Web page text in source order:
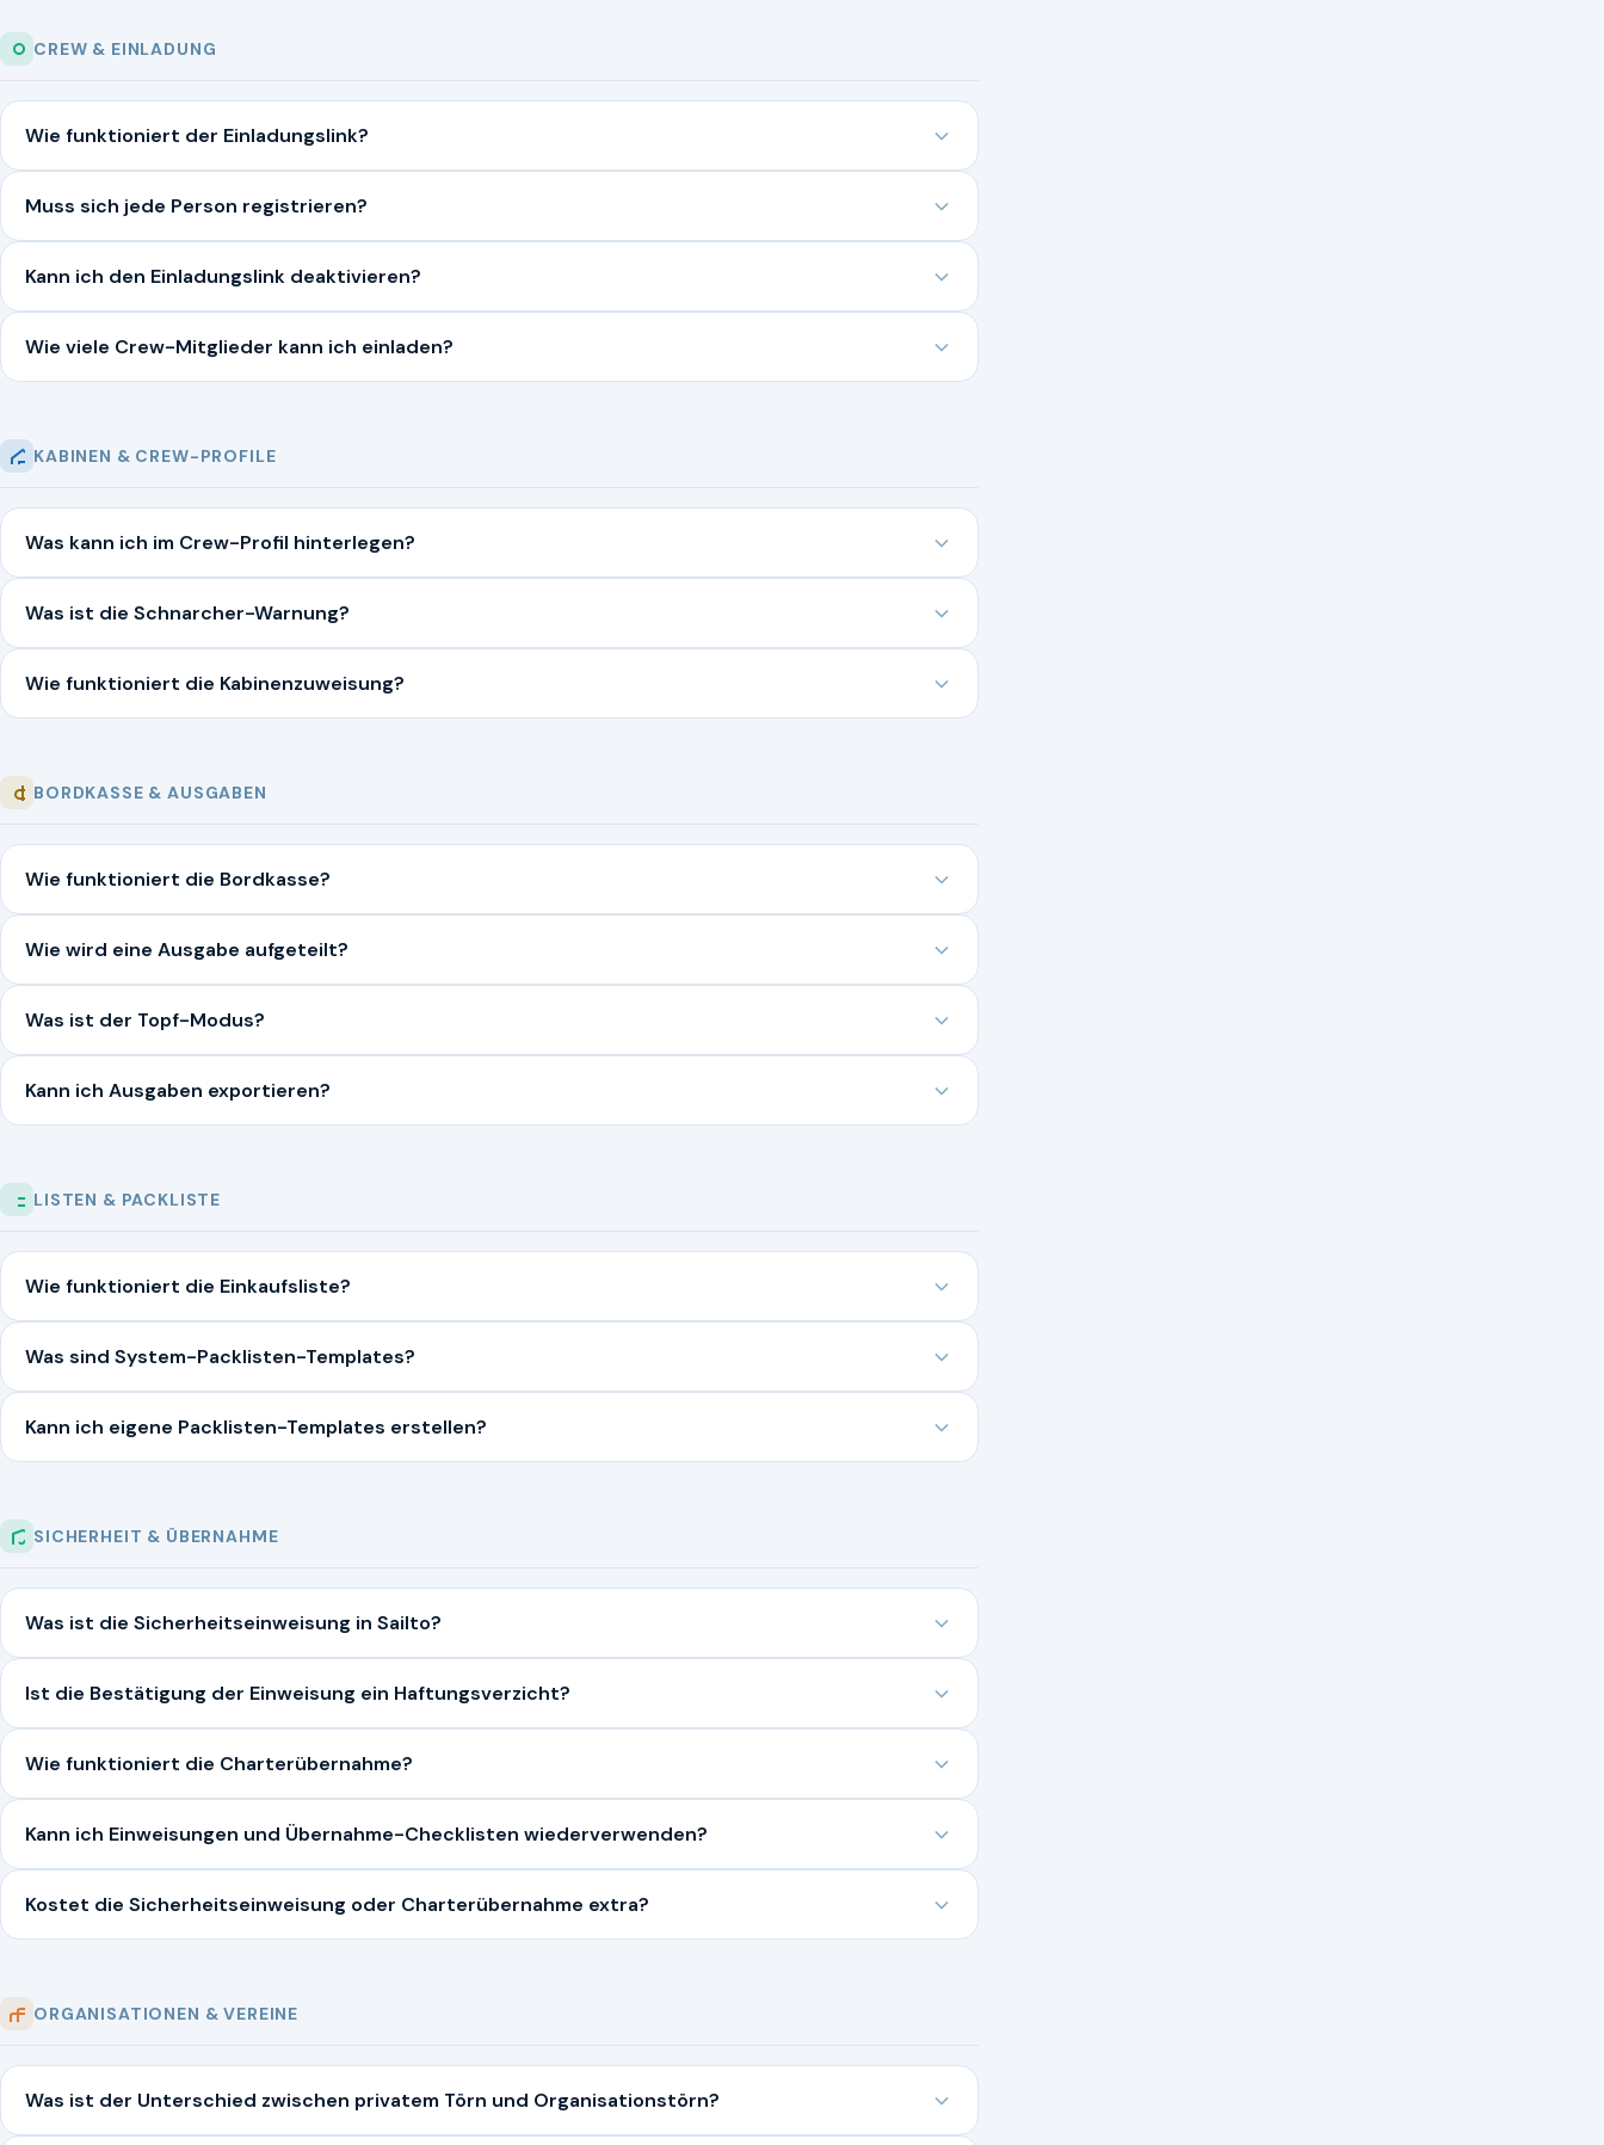
CREW & EINLADUNG
Wie funktioniert der Einladungslink?
Muss sich jede Person registrieren?
Kann ich den Einladungslink deaktivieren?
Wie viele Crew-Mitglieder kann ich einladen?
KABINEN & CREW-PROFILE
Was kann ich im Crew-Profil hinterlegen?
Was ist die Schnarcher-Warnung?
Wie funktioniert die Kabinenzuweisung?
BORDKASSE & AUSGABEN
Wie funktioniert die Bordkasse?
Wie wird eine Ausgabe aufgeteilt?
Was ist der Topf-Modus?
Kann ich Ausgaben exportieren?
LISTEN & PACKLISTE
Wie funktioniert die Einkaufsliste?
Was sind System-Packlisten-Templates?
Kann ich eigene Packlisten-Templates erstellen?
SICHERHEIT & ÜBERNAHME
Was ist die Sicherheitseinweisung in Sailto?
Ist die Bestätigung der Einweisung ein Haftungsverzicht?
Wie funktioniert die Charterübernahme?
Kann ich Einweisungen und Übernahme-Checklisten wiederverwenden?
Kostet die Sicherheitseinweisung oder Charterübernahme extra?
ORGANISATIONEN & VEREINE
Was ist der Unterschied zwischen privatem Törn und Organisationstörn?